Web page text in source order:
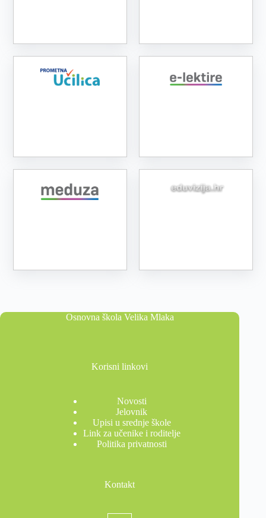
Osnovna škola Velika Mlaka
Korisni linkovi
Novosti
Jelovnik
Upisi u srednje škole
Link za učenike i roditelje
Politika privatnosti
Kontakt